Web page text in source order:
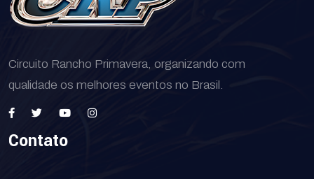
Circuito Rancho Primavera, organizando com
qualidade os melhores eventos no Brasil.
Contato